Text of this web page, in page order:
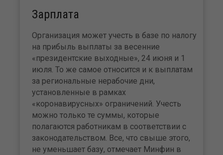
Зарплата
Организация может учесть в базе по налогу
на прибыль выплаты за весенние
«президентские выходные», 24 июня и 1
июля. То же самое относится и к выплатам
за региональные нерабочие дни,
установленные в рамках
«коронавирусных» ограничений. Учесть
можно только те суммы, которые
полагаются работникам в соответствии с
законодательством. Все, что свыше этого,
не уменьшает базу, отмечает Минфин в